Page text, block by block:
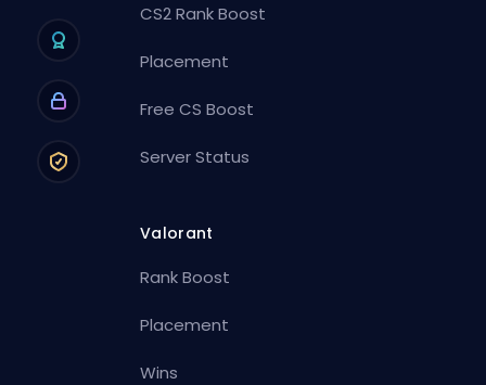
CS2 Rank Boost
Placement
Free CS Boost
Server Status
Valorant
Rank Boost
Placement
Wins